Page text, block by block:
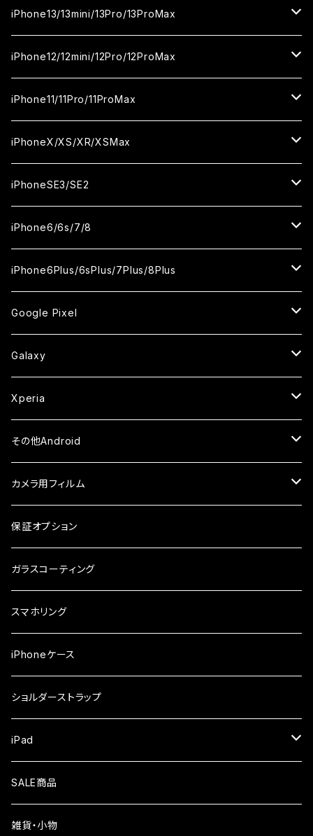
セラミックフィルム
ガラスフィルム
セラミックフィルム
iPhone16Plus
ガラスフィルム
セラミックフィルム
iPhone16ProMax
ガラスフィルム
セラミックフィルム
ガラスフィルム
セラミックフィルム
iPhone15Pro
ガラスフィルム
セラミックフィルム
iPhone15Plus
ガラスフィルム
セラミックフィルム
iPhone15ProMax
ガラスフィルム
セラミックフィルム
iPhone14
ガラスフィルム
セラミックフィルム
iPhone14Pro
ガラスフィルム
セラミックフィルム
iPhone14Plus
ガラスフィルム
セラミックフィルム
iPhone14ProMax
ガラスフィルム
セラミックフィルム
iPhone13/13mini/13Pro/13ProMax
iPhone13/13Pro
ガラスフィルム
セラミックフィルム
iPhone13mini
ガラスフィルム
セラミックフィルム
iPhone13ProMax
ガラスフィルム
セラミックフィルム
iPhone12/12mini/12Pro/12ProMax
iPhone12/12Pro
ガラスフィルム
セラミックフィルム
iPhone12mini
ガラスフィルム
セラミックフィルム
iPhone12ProMax
ガラスフィルム
セラミックフィルム
iPhone11/11Pro/11ProMax
iPhone11
ガラスフィルム
セラミックフィルム
iPhone11Pro
ガラスフィルム
セラミックフィルム
iPhone11Pro Max
ガラスフィルム
セラミックフィルム
iPhoneX/XS/XR/XSMax
iPhoneX
ガラスフィルム
セラミックフィルム
iPhoneXS
ガラスフィルム
セラミックフィルム
iPhoneXR
ガラスフィルム
セラミックフィルム
iPhoneXSMax
ガラスフィルム
セラミックフィルム
iPhoneSE3/SE2
iPhoneSE3
ガラスフィルム
ケース
iPhoneSE2
ガラスフィルム
ケース
iPhone6/6s/7/8
iPhone8
ガラスフィルム
セラミックフィルム
iPhone7
ガラスフィルム
セラミックフィルム
iPhone6s
ガラスフィルム
ケース・カバー
iPhone6
ガラスフィルム
ケース・カバー
iPhone6Plus/6sPlus/7Plus/8Plus
iPhone6Plus
ガラスフィルム
ケース
iPhone6sPlus
ガラスフィルム
ケース
iPhone7Plus
ガラスフィルム
ケース
iPhone8Plus
ガラスフィルム
ケース
Google Pixel
ガラスフィルム
セラミックフィルム
ケース
Galaxy
ガラスフィルム
セラミックフィルム
ケース
Xperia
ガラスフィルム
その他Android
AQUOS
ガラスフィルム
arrows
ガラスフィルム
シンプルスマホ
ガラスフィルム
らくらくスマホ
ガラスフィルム
OPPO
ガラスフィルム
Xiaomi
ガラスフィルム
カメラ用フィルム
iPhone
iPhone17e
iPhone17ProMax
iPhone16
Android
保証オプション
ガラスコーティング
スマホリング
iPhoneケース
ショルダーストラップ
iPad
液晶フィルム
SALE商品
雑貨・小物